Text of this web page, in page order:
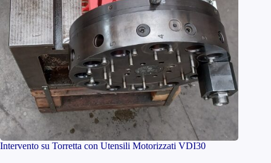
Intervento su Torretta con Utensili Motorizzati VDI30